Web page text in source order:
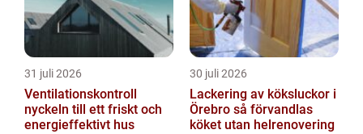
31 juli 2026
Ventilationskontroll
nyckeln till ett friskt och
energieffektivt hus
30 juli 2026
Lackering av köksluckor i
Örebro så förvandlas
köket utan helrenovering